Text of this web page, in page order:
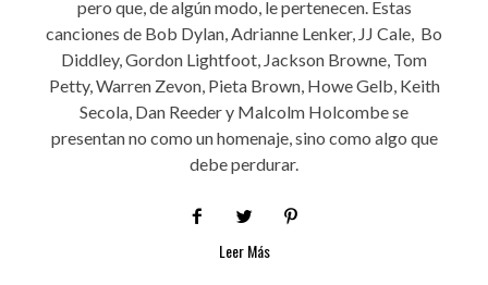
pero que, de algún modo, le pertenecen. Estas
canciones de Bob Dylan, Adrianne Lenker, JJ Cale, Bo
Diddley, Gordon Lightfoot, Jackson Browne, Tom
Petty, Warren Zevon, Pieta Brown, Howe Gelb, Keith
Secola, Dan Reeder y Malcolm Holcombe se
presentan no como un homenaje, sino como algo que
debe perdurar.
Leer Más